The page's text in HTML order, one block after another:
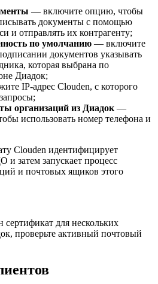
— включите опцию, чтобы
документы с помощью
и отправлять их контрагенту;
по умолчанию — включите
документов указывать
которая выбрана по
Диадок;
IP-адрес Clouden, с которого
организаций из Диадок —
использовать номер телефона и
Clouden идентифицирует
и затем запускает процесс
и почтовых ящиков этого
сертификат для нескольких
проверьте активный почтовый